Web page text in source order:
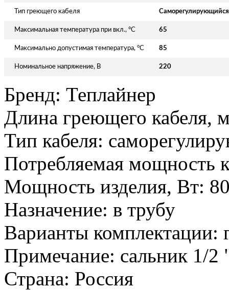
Тип греющего кабеля Саморегулирующийся
Максимальная температура при вкл., °C 65
Максимально допустимая температура, °C 85
Номинальное напряжение, В 220
Бренд: Теплайнер
Длина греющего кабеля,
Тип кабеля:
Потребляемая мощность
Мощность изделия, Вт:
Назначение: в трубу
Варианты комплектации:
Примечание: сальник 1/2
Страна: Россия